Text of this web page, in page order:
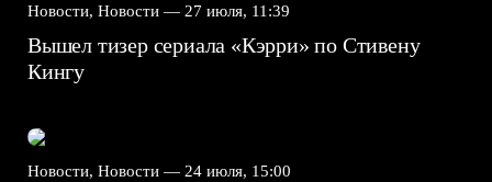
Новости, Новости — 27 июля, 11:39
Вышел тизер сериала «Кэрри» по Стивену
Кингу
Новости, Новости — 24 июля, 15:00